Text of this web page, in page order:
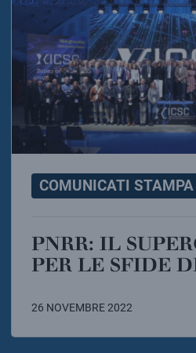
COMUNICATI
PNRR: IL SUPERCALCOLO
PER LE SFIDE
26 NOVEMBRE 2022